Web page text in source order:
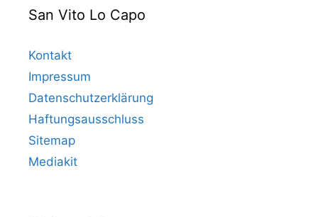
San Vito Lo Capo
Kontakt
Impressum
Datenschutzerklärung
Haftungsausschluss
Sitemap
Mediakit